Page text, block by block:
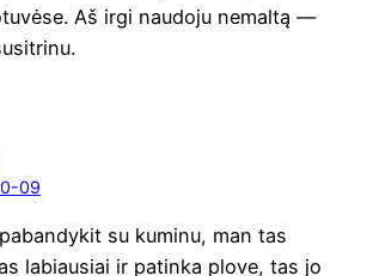
Aš irgi nau­do­ju nemal­tą —
09
su kumi­nu, man tas
labiau­siai ir patin­ka plo­ve, tas jo